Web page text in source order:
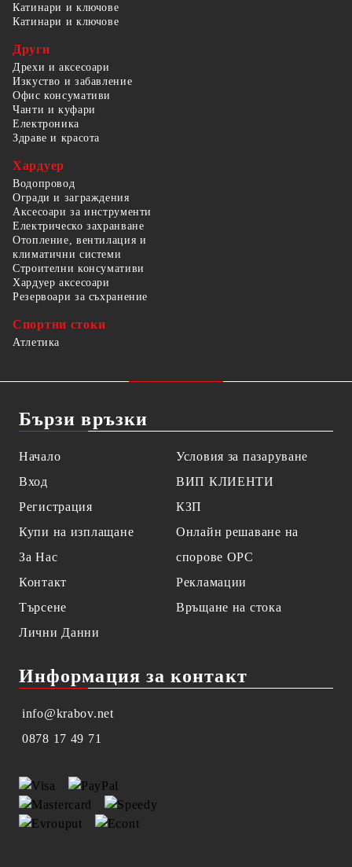
Катинари и ключове
Катинари и ключове
Други
Дрехи и аксесоари
Изкуство и забавление
Офис консумативи
Чанти и куфари
Електроника
Здраве и красота
Хардуер
Водопровод
Огради и заграждения
Аксесоари за инструменти
Електрическо захранване
Отопление, вентилация и
климатични системи
Строителни консумативи
Хардуер аксесоари
Резервоари за съхранение
Спортни стоки
Атлетика
Бързи връзки
Начало
Вход
Регистрация
Купи на изплащане
За Нас
Контакт
Търсене
Лични Данни
Условия за пазаруване
ВИП КЛИЕНТИ
КЗП
Онлайн решаване на
спорове OPC
Рекламации
Връщане на стока
Информация за контакт
info@krabov.net
0878 17 49 71